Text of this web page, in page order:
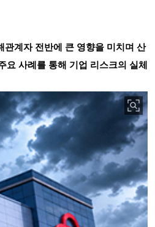
관계자 전반에 큰 영향을 미치며 산
사례를 통해 기업 리스크의 실체